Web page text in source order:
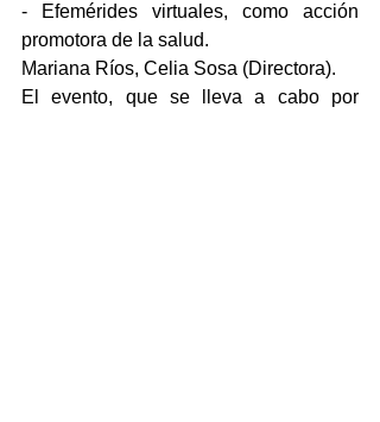
- Efemérides virtuales, como acción
promotora de la salud.
Mariana Ríos, Celia Sosa (Directora).
El evento, que se lleva a cabo por